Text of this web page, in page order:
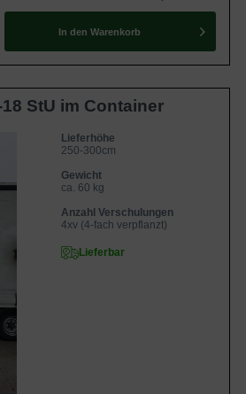
In den Warenkorb
StU im Container
Lieferhöhe
250-300cm
Gewicht
ca. 60 kg
Anzahl Verschulungen
4xv (4-fach verpflanzt)
Lieferbar